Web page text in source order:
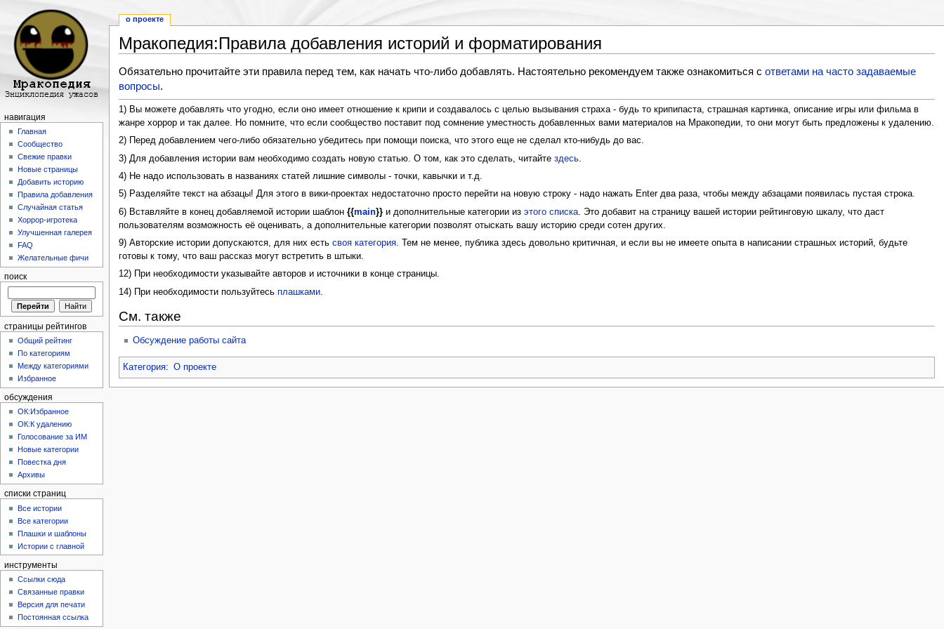
Мракопедия:Правила добавления историй и форматирования
Обязательно прочитайте эти правила перед тем, как начать что-либо добавлять. Настоятельно рекомендуем также ознакомиться с ответами на часто задаваемые
вопросы.
1) Вы можете добавлять что угодно, если оно имеет отношение к крипи и создавалось с целью вызывания страха - будь то крипипаста, страшная картинка, описание игры или фильма в
жанре хоррор и так далее. Но помните, что если сообщество поставит под сомнение уместность добавленных вами материалов на Мракопедии, то они могут быть предложены к удалению.
2) Перед добавлением чего-либо обязательно убедитесь при помощи поиска, что этого еще не сделал кто-нибудь до вас.
3) Для добавления истории вам необходимо создать новую статью. О том, как это сделать, читайте здесь.
4) Не надо использовать в названиях статей лишние символы - точки, кавычки и т.д.
5) Разделяйте текст на абзацы! Для этого в вики-проектах недостаточно просто перейти на новую строку - надо нажать Enter два раза, чтобы между абзацами появилась пустая строка.
6) Вставляйте в конец добавляемой истории шаблон {{main}}и дополнительные категории из этого списка. Это добавит на страницу вашей истории рейтинговую шкалу, что даст
пользователям возможность её оценивать, а дополнительные категории позволят отыскать вашу историю среди сотен других.
9) Авторские истории допускаются, для них есть своя категория. Тем не менее, публика здесь довольно критичная, и если вы не имеете опыта в написании страшных историй, будьте
готовы к тому, что ваш рассказ могут встретить в штыки.
12) При необходимости указывайте авторов и источники в конце страницы.
14) При необходимости пользуйтесь плашками.
См. также
Обсуждение работы сайта
Категория: О проекте
о проекте
навигация
Главная
Сообщество
Свежие правки
Новые страницы
Добавить историю
Правила добавления
Случайная статья
Хоррор-игротека
Улучшенная галерея
FAQ
Желательные фичи
поиск
страницы рейтингов
Общий рейтинг
По категориям
Между категориями
Избранное
обсуждения
ОК:Избранное
ОК:К удалению
Голосование за ИМ
Новые категории
Повестка дня
Архивы
списки страниц
Все истории
Все категории
Плашки и шаблоны
Истории с главной
инструменты
Ссылки сюда
Связанные правки
Версия для печати
Постоянная ссылка